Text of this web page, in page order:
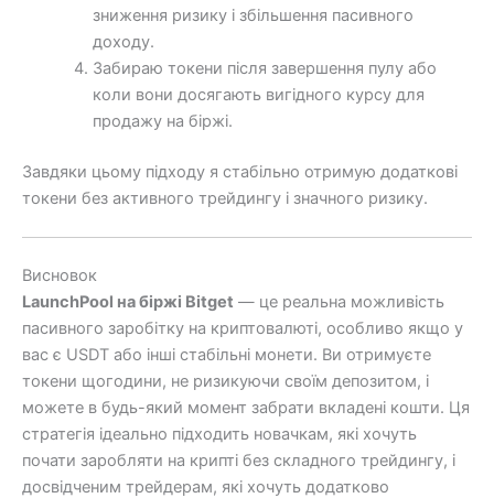
зниження ризику і збільшення пасивного
доходу.
Забираю токени після завершення пулу або
коли вони досягають вигідного курсу для
продажу на біржі.
Завдяки цьому підходу я стабільно отримую додаткові
токени без активного трейдингу і значного ризику.
Висновок
LaunchPool на біржі Bitget — це реальна можливість
пасивного заробітку на криптовалюті, особливо якщо у
вас є USDT або інші стабільні монети. Ви отримуєте
токени щогодини, не ризикуючи своїм депозитом, і
можете в будь-який момент забрати вкладені кошти. Ця
стратегія ідеально підходить новачкам, які хочуть
почати заробляти на крипті без складного трейдингу, і
досвідченим трейдерам, які хочуть додатково